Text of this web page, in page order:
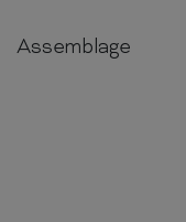
Assemblage